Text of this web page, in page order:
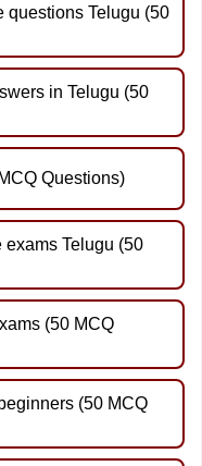
questions Telugu (50
in Telugu (50
Questions)
exams Telugu (50
(50 MCQ
(50 MCQ